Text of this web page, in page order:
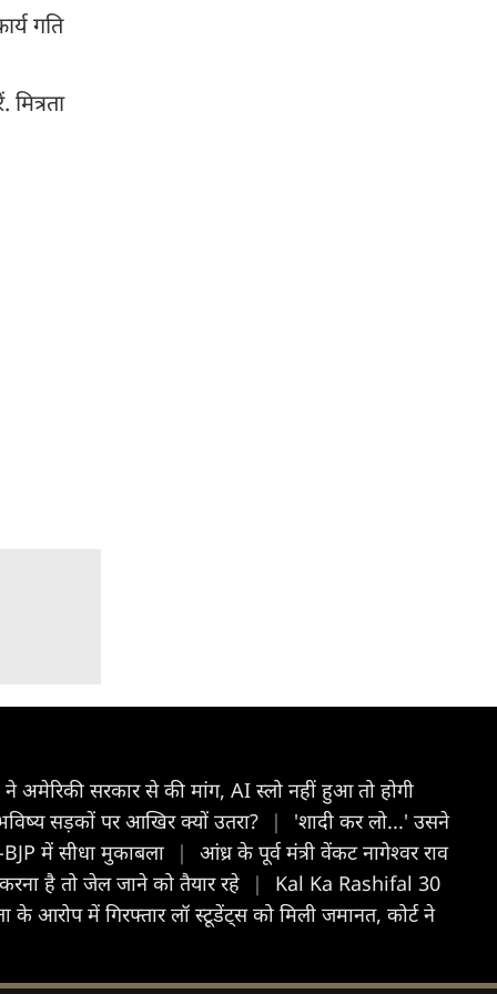
गति
अमेरिकी सरकार से की मांग, AI स्लो नहीं हुआ तो होगी
सड़कों पर आखिर क्यों उतरा? |
'शादी कर लो...' उसने
में सीधा मुकाबला |
आंध्र के पूर्व मंत्री वेंकट नागेश्वर राव
है तो जेल जाने को तैयार रहे |
Kal Ka Rashifal 30
के आरोप में गिरफ्तार लॉ स्टूडेंट्स को मिली जमानत, कोर्ट ने